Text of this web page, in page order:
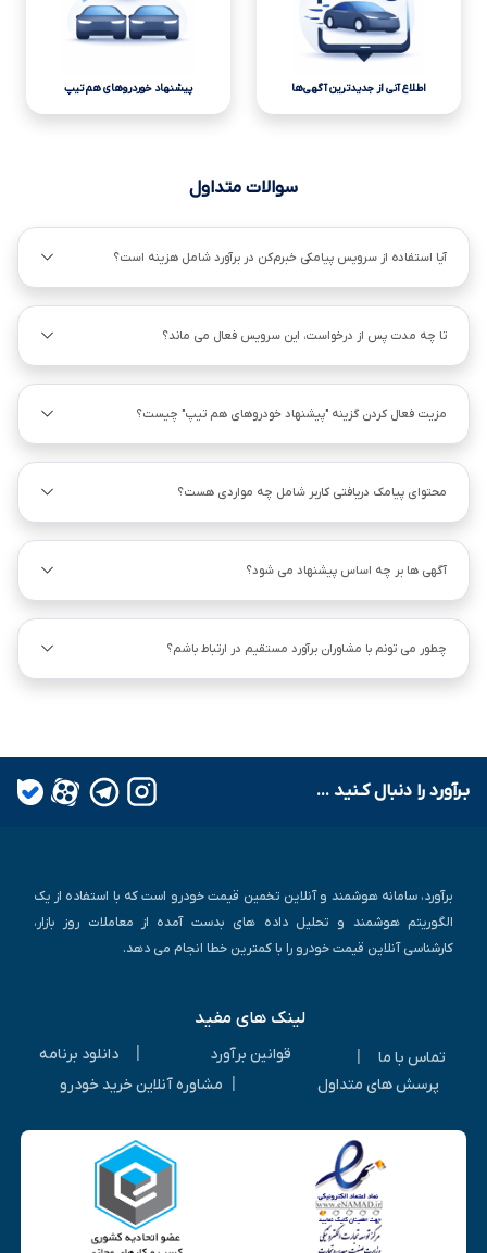
اطلاع آنی از جدیدترین آگهی‌ها پیشنهاد خوردروهای هم تیپ
سوالات متداول
آیا استفاده از سرویس پیامکی خبرم‌کن در برآورد شامل هزینه است؟
تا چه مدت پس از درخواست، این سرویس فعال می ماند؟
مزیت فعال کردن گزینه "پیشنهاد خودروهای هم ‌تیپ" چیست؟
محتوای پیامک دریافتی کاربر شامل چه مواردی هست؟
آگهی ها بر چه اساس پیشنهاد می شود؟
چطور می تونم با مشاوران برآورد مستقیم در ارتباط باشم؟
بـرآورد را دنبال کـنید ...
برآورد، سامانه هوشمند و آنلاین تخمین قیمت خودرو است که با استفاده از یک
الگوریتم هوشمند و تحلیل داده های بدست آمده از معاملات روز بازار،
کارشناسی آنلاین قیمت خودرو را با کمترین خطا انجام می دهد.
لینک های مفید
تماس با ما قوانین برآورد
دانلود برنامه
پرسش های متداول
مشاوره آنلاین خرید خودرو